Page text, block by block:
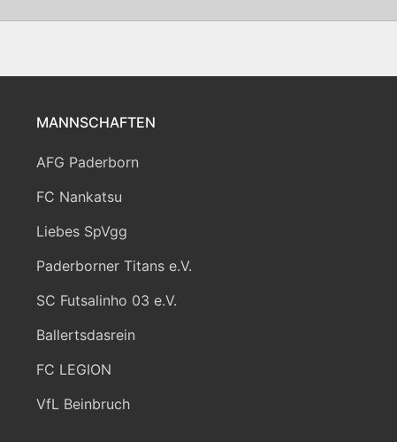
MANNSCHAFTEN
AFG Paderborn
FC Nankatsu
Liebes SpVgg
Paderborner Titans e.V.
SC Futsalinho 03 e.V.
Ballertsdasrein
FC LEGION
VfL Beinbruch